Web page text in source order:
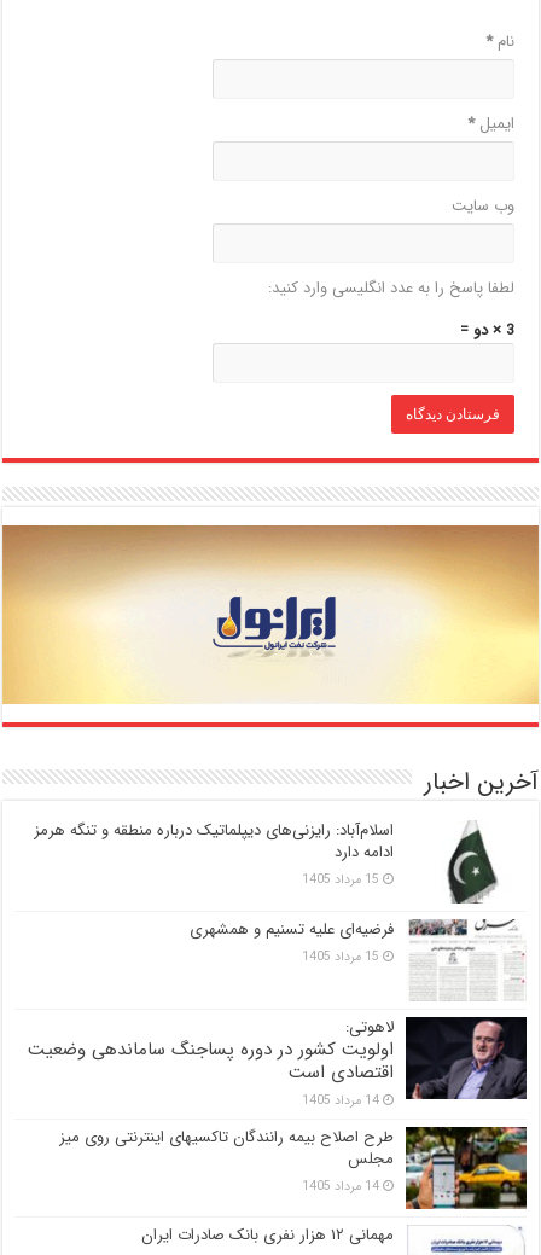
نام*
ایمیل*
وب‌ سایت
لطفا پاسخ را به عدد انگلیسی وارد کنید:
3 × دو =
آخرین اخبار
اسلام‌آباد: رایزنی‌های دیپلماتیک درباره منطقه و تنگه هرمز
ادامه دارد
15 مرداد 1405
فرضیه‌ای علیه تسنیم و همشهری
15 مرداد 1405
لاهوتی:
اولویت کشور در دوره پساجنگ ساماندهی وضعیت
اقتصادی است
14 مرداد 1405
طرح اصلاح بیمه رانندگان تاکسیهای اینترنتی روی میز
مجلس
14 مرداد 1405
مهمانی ۱۲ هزار نفری بانک صادرات ایران